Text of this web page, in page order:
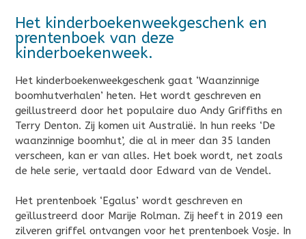
Het kinderboekenweekgeschenk en
prentenboek van deze
kinderboekenweek.
Het kinderboekenweekgeschenk gaat ‘Waanzinnige
boomhutverhalen’ heten. Het wordt geschreven en
geillustreerd door het populaire duo Andy Griffiths en
Terry Denton. Zij komen uit Australië. In hun reeks ‘De
waanzinnige boomhut’, die al in meer dan 35 landen
verscheen, kan er van alles. Het boek wordt, net zoals
de hele serie, vertaald door Edward van de Vendel.
Het prentenboek ‘Egalus’ wordt geschreven en
geïllustreerd door Marije Rolman. Zij heeft in 2019 een
zilveren griffel ontvangen voor het prentenboek Vosje. In